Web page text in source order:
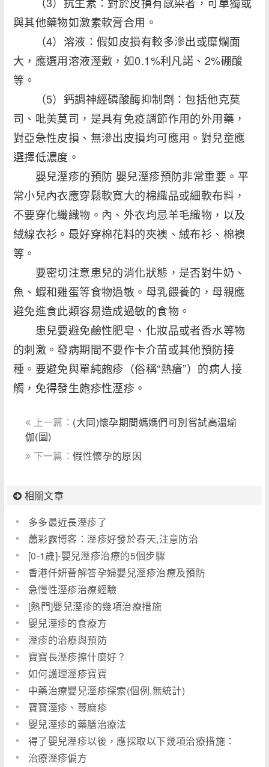
與其他藥物如激素軟膏合用。
（4）溶液：假如皮損有較多滲出或糜爛面
大，應選用溶液溼敷，如0.1%利凡諾、2%硼酸
等。
（5）鈣調神經磷酸酶抑制劑：包括他克莫
司、吡美莫司，是具有免疫調節作用的外用藥，
對亞急性皮損、無滲出皮損均可應用。對兒童應
選擇低濃度。
嬰兒溼疹的預防 嬰兒溼疹預防非常重要。平
常小兒內衣應穿鬆軟寬大的棉織品或細軟布料，
不要穿化纖織物。內、外衣均忌羊毛織物，以及
絨線衣衫。最好穿棉花料的夾襖、絨布衫、棉襖
等。
要密切注意患兒的消化狀態，是否對牛奶、
魚、蝦和雞蛋等食物過敏。母乳餵養的，母親應
避免進食此類容易造成過敏的食物。
患兒要避免鹼性肥皂、化妝品或者香水等物
的刺激。發病期間不要作卡介苗或其他預防接
種。要避免與單純皰疹（俗稱“熱瘡”）的病人接
觸，免得發生皰疹性溼疹。
上一篇： (大同)懷孕期間媽媽們可別嘗試高溫瑜
伽(圖)
下一篇：假性懷孕的原因
相關文章
多多最近長溼疹了
蕭彩露博客：溼疹好發於春天,注意防治
[0-1歲]-嬰兒溼疹治療的5個步驟
香港仟妍薈解答孕婦嬰兒溼疹治療及預防
急慢性溼疹治療經驗
[熱門]嬰兒溼疹的幾項治療措施
嬰兒溼疹的食療方
溼疹的治療與預防
寶寶長溼疹擦什麼好？
如何護理溼疹寶寶
中藥治療嬰兒溼疹探索(個例,無統計)
寶寶溼疹、蕁麻疹
嬰兒溼疹的藥膳治療法
得了嬰兒溼疹以後，應採取以下幾項治療措施：
治療溼疹偏方